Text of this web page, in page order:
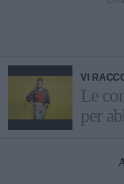
VI
Le
per